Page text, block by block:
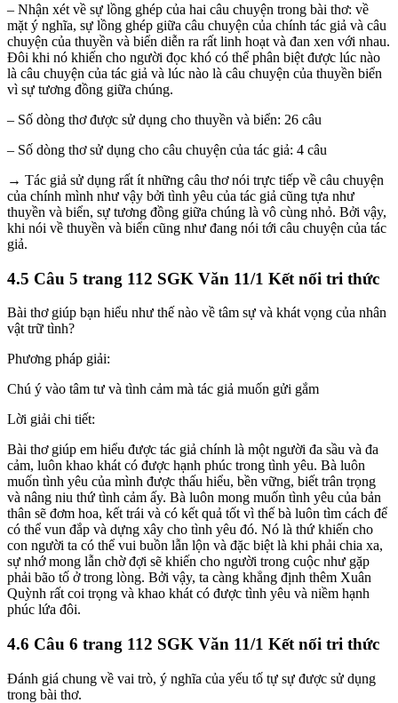
– Nhận xét về sự lồng ghép của hai câu chuyện trong bài thơ: về
mặt ý nghĩa, sự lồng ghép giữa câu chuyện của chính tác giả và câu
chuyện của thuyền và biển diễn ra rất linh hoạt và đan xen với nhau.
Đôi khi nó khiến cho người đọc khó có thể phân biệt được lúc nào
là câu chuyện của tác giả và lúc nào là câu chuyện của thuyền biển
vì sự tương đồng giữa chúng.
– Số dòng thơ được sử dụng cho thuyền và biển: 26 câu
– Số dòng thơ sử dụng cho câu chuyện của tác giả: 4 câu
→ Tác giả sử dụng rất ít những câu thơ nói trực tiếp về câu chuyện
của chính mình như vậy bởi tình yêu của tác giả cũng tựa như
thuyền và biển, sự tương đồng giữa chúng là vô cùng nhỏ. Bởi vậy,
khi nói về thuyền và biển cũng như đang nói tới câu chuyện của tác
giả.
4.5 Câu 5 trang 112 SGK Văn 11/1 Kết nối tri thức
Bài thơ giúp bạn hiểu như thế nào về tâm sự và khát vọng của nhân
vật trữ tình?
Phương pháp giải:
Chú ý vào tâm tư và tình cảm mà tác giả muốn gửi gắm
Lời giải chi tiết:
Bài thơ giúp em hiểu được tác giả chính là một người đa sầu và đa
cảm, luôn khao khát có được hạnh phúc trong tình yêu. Bà luôn
muốn tình yêu của mình được thấu hiểu, bền vững, biết trân trọng
và nâng niu thứ tình cảm ấy. Bà luôn mong muốn tình yêu của bản
thân sẽ đơm hoa, kết trái và có kết quả tốt vì thế bà luôn tìm cách để
có thể vun đắp và dựng xây cho tình yêu đó. Nó là thứ khiến cho
con người ta có thể vui buồn lẫn lộn và đặc biệt là khi phải chia xa,
sự nhớ mong lẫn chờ đợi sẽ khiến cho người trong cuộc như gặp
phải bão tố ở trong lòng. Bởi vậy, ta càng khẳng định thêm Xuân
Quỳnh rất coi trọng và khao khát có được tình yêu và niềm hạnh
phúc lứa đôi.
4.6 Câu 6 trang 112 SGK Văn 11/1 Kết nối tri thức
Đánh giá chung về vai trò, ý nghĩa của yếu tố tự sự được sử dụng
trong bài thơ.